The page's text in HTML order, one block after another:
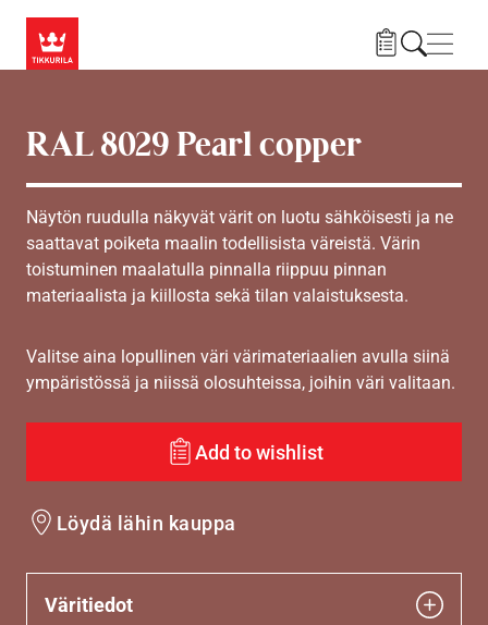
RAL 8029 Pearl copper
Näytön ruudulla näkyvät värit on luotu sähköisesti ja ne
saattavat poiketa maalin todellisista väreistä. Värin
toistuminen maalatulla pinnalla riippuu pinnan
materiaalista ja kiillosta sekä tilan valaistuksesta.
Valitse aina lopullinen väri värimateriaalien avulla siinä
ympäristössä ja niissä olosuhteissa, joihin väri valitaan.
Add to wishlist
Löydä lähin kauppa
Väritiedot